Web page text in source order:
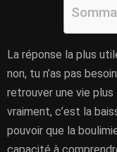
La réponse la plus
non, tu n’as pas
retrouver une vie
vraiment, c’est la
pouvoir que la